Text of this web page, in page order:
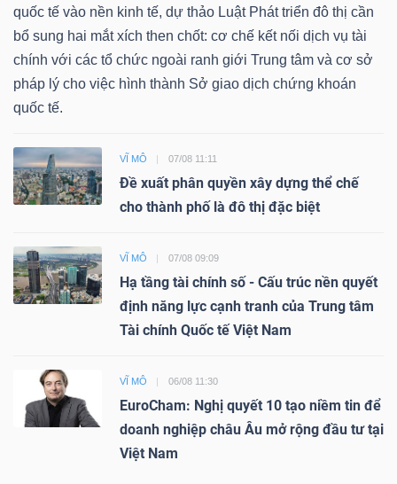
quốc tế vào nền kinh tế, dự thảo Luật Phát triển đô thị cần
bổ sung hai mắt xích then chốt: cơ chế kết nối dịch vụ tài
chính với các tổ chức ngoài ranh giới Trung tâm và cơ sở
pháp lý cho việc hình thành Sở giao dịch chứng khoán
quốc tế.
VĨ MÔ 07/08 11:11
Đề xuất phân quyền xây dựng thể chế
cho thành phố là đô thị đặc biệt
VĨ MÔ 07/08 09:09
Hạ tầng tài chính số - Cấu trúc nền quyết
định năng lực cạnh tranh của Trung tâm
Tài chính Quốc tế Việt Nam
VĨ MÔ 06/08 11:30
EuroCham: Nghị quyết 10 tạo niềm tin để
doanh nghiệp châu Âu mở rộng đầu tư tại
Việt Nam